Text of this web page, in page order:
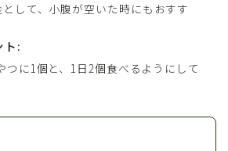
して、小腹が空いた時にもおすす
ト:
つに1個と、1日2個食べるようにして